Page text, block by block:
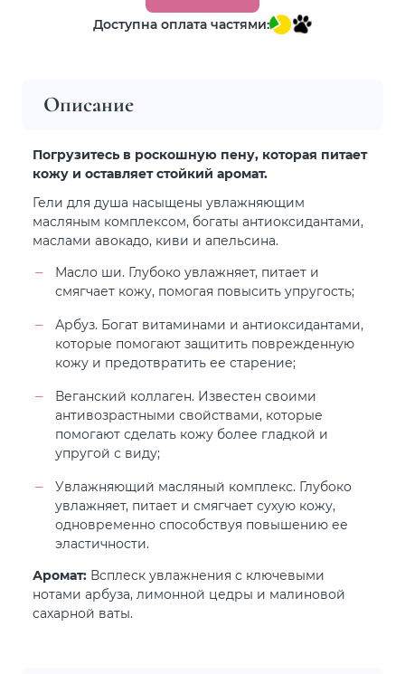
Доступна оплата частями:
Описание
Погрузитесь в роскошную пену, которая питает
кожу и оставляет стойкий аромат.
Гели для душа насыщены увлажняющим
масляным комплексом, богаты антиоксидантами,
маслами авокадо, киви и апельсина.
Масло ши. Глубоко увлажняет, питает и
смягчает кожу, помогая повысить упругость;
Арбуз. Богат витаминами и антиоксидантами,
которые помогают защитить поврежденную
кожу и предотвратить ее старение;
Веганский коллаген. Известен своими
антивозрастными свойствами, которые
помогают сделать кожу более гладкой и
упругой с виду;
Увлажняющий масляный комплекс. Глубоко
увлажняет, питает и смягчает сухую кожу,
одновременно способствуя повышению ее
эластичности.
Аромат: Всплеск увлажнения с ключевыми
нотами арбуза, лимонной цедры и малиновой
сахарной ваты.